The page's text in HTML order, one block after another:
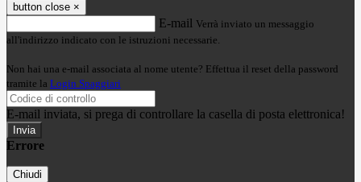
button close ×
E-mail Verrà inviato un messaggio
all'indirizzo indicato con le istruzioni necessarie.
Non hai una e-mail associata al nome utente? Effettua il reset della password
tramite la Login Spaggiari
E-mail inviata, si prega di controllare la casella di posta elettronica!
Errore
Chiudi